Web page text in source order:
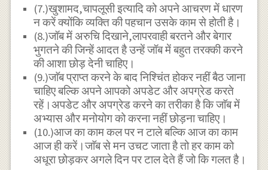
(7.)खुशामद,चापलूसी इत्यादि को अपने आचरण में धारण
न करें क्योंकि व्यक्ति की पहचान उसके काम से होती है।
(8.)जॉब में अरुचि दिखाने,लापरवाही बरतने और बेगार
भुगतने की जिन्हें आदत है उन्हें जॉब में बहुत तरक्की करने
की आशा छोड़ देनी चाहिए।
(9.)जाॅब प्राप्त करने के बाद निश्चिंत होकर नहीं बैठ जाना
चाहिए बल्कि अपने आपको अपडेट और अपग्रेड करते
रहें।अपडेट और अपग्रेड करने का तरीका है कि जाॅब में
अभ्यास और मनोयोग को करना नहीं छोड़ना चाहिए।
(10.)आज का काम कल पर न टाले बल्कि आज का काम
आज ही करें।जाॅब से मन उचट जाता है तो हर काम को
अधूरा छोड़कर अगले दिन पर टाल देते हैं जो कि गलत है।